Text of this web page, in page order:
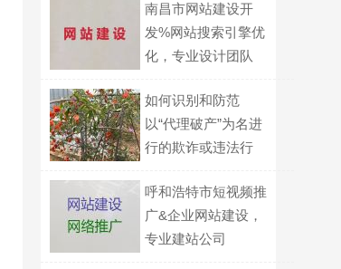
南昌市网站建设开
发%网站搜索引擎优
化，专业设计团队
如何识别和防范
以“代理破产”为名进
行的欺诈或违法行
呼和浩特市短视频推
广&企业网站建设，
专业建站公司